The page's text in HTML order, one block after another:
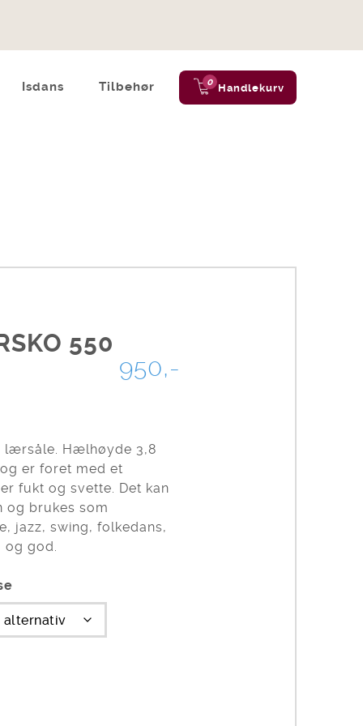
Isdans Tilbehør 0 Handlekurv
550
950,-
lærsåle. Hælhøyde 3,8
er foret med et
fukt og svette. Det kan
og brukes som
jazz, swing, folkedans,
og god.